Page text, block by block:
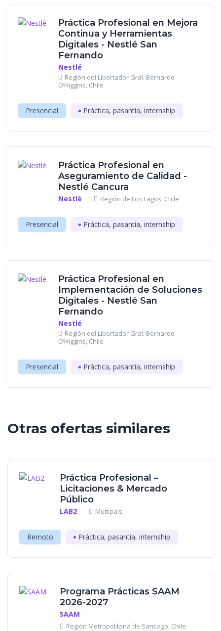
Práctica Profesional en Mejora
Continua y Herramientas
Digitales - Nestlé San
Fernando
Nestlé
Región del Libertador Gral. Bernardo
O’Higgins, Chile
Presencial Práctica, pasantía, internship
Práctica Profesional en
Aseguramiento de Calidad -
Nestlé Cancura
Nestlé Región de Los Lagos, Chile
Presencial Práctica, pasantía, internship
Práctica Profesional en
Implementación de Soluciones
Digitales - Nestlé San
Fernando
Nestlé
Región del Libertador Gral. Bernardo
O’Higgins, Chile
Presencial Práctica, pasantía, internship
Otras ofertas similares
Práctica Profesional –
Licitaciones & Mercado
Público
LAB2 Multipaís
Remoto Práctica, pasantía, internship
Programa Prácticas SAAM
2026-2027
SAAM
Región Metropolitana de Santiago, Chile